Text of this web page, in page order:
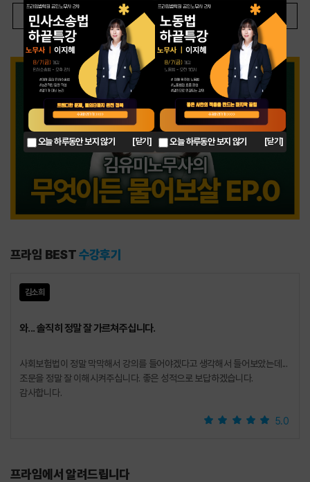
오늘 하루동안 보지 않기 [닫기] 오늘 하루동안 보지 않기 [닫기]
쇼츠 전체보기 유튜브 전체보기
프라임 BEST수강후기
김소희
와... 솔직히 정말 잘 가르쳐주십니다.
사회보험법이 정말 막막해서 강의를 들어야겠다고 생각해서 들어보았는데...
조문을 정말 잘 이해시켜주십니다. 좋은 성적으로 보답하겠습니다.
감사합니다.
5.0
프라임에서 알려드립니다